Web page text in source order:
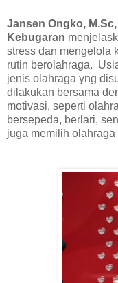
Jansen Ongko,
Kebugaran
stress dan mengelola
rutin berolahraga.
jenis olahraga yng
dilakukan bersama
motivasi, seperti
bersepeda, berlari,
juga memilih olahraga